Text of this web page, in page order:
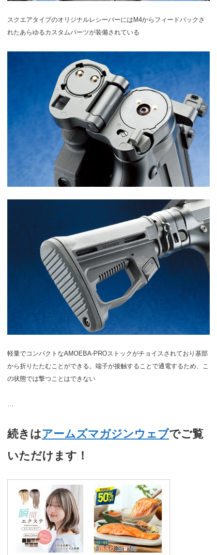
スクエアタイプのオリジナルレシーバーにはM4からフィードバックさ
れたあらゆるカスタムパーツが装備されている
軽量でコンパクトなAMOEBA-PROストックがチョイスされており基部
から折りたたむことができる。端子が接触することで通電するため、こ
の状態では撃つことはできない
…
続きはアームズマガジンウェブでご覧
いただけます！